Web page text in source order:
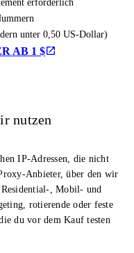
unter 0,50 US-Dollar)
AB 1 $
nutzen
IP-Adressen, die nicht
Anbieter, über den wir
Residential-, Mobil- und
rotierende oder feste
du vor dem Kauf testen